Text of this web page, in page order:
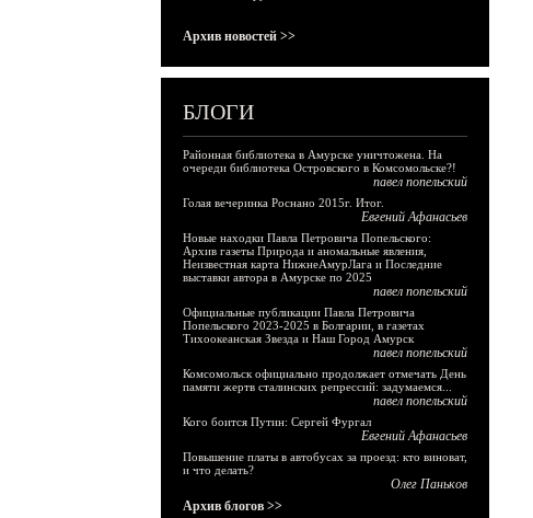
Архив новостей >>
БЛОГИ
Районная библиотека в Амурске уничтожена. На
очереди библиотека Островского в Комсомольске?!
павел попельский
Голая вечеринка Роснано 2015г. Итог.
Евгений Афанасьев
Новые находки Павла Петровича Попельского:
Архив газеты Природа и аномальные явления,
Неизвестная карта НижнеАмурЛага и Последние
выставки автора в Амурске по 2025
павел попельский
Официальные публикации Павла Петровича
Попельского 2023-2025 в Болгарии, в газетах
Тихоокеанская Звезда и Наш Город Амурск
павел попельский
Комсомольск официально продолжает отмечать День
памяти жертв сталинских репрессий: задумаемся...
павел попельский
Кого боится Путин: Сергей Фургал
Евгений Афанасьев
Повышение платы в автобусах за проезд: кто виноват,
и что делать?
Олег Паньков
Архив блогов >>